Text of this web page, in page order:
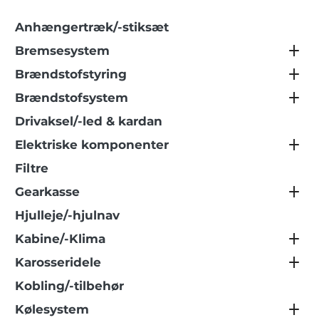
Anhængertræk/-stiksæt
Bremsesystem
Brændstofstyring
Brændstofsystem
Drivaksel/-led & kardan
Elektriske komponenter
Filtre
Gearkasse
Hjulleje/-hjulnav
Kabine/-Klima
Karosseridele
Kobling/-tilbehør
Kølesystem